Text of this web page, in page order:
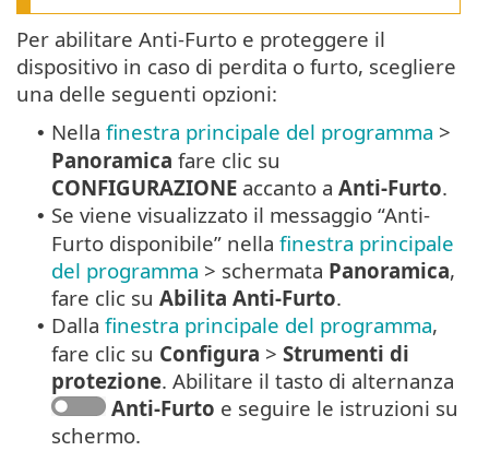
Per abilitare Anti-Furto e proteggere il
dispositivo in caso di perdita o furto, scegliere
una delle seguenti opzioni:
• Nella finestra principale del programma >
Panoramica fare clic su
CONFIGURAZIONE accanto a Anti-Furto.
• Se viene visualizzato il messaggio “Anti-
Furto disponibile” nella finestra principale
del programma > schermata Panoramica,
fare clic su Abilita Anti-Furto.
• Dalla finestra principale del programma,
fare clic su Configura > Strumenti di
protezione. Abilitare il tasto di alternanza
Anti-Furto e seguire le istruzioni su
schermo.